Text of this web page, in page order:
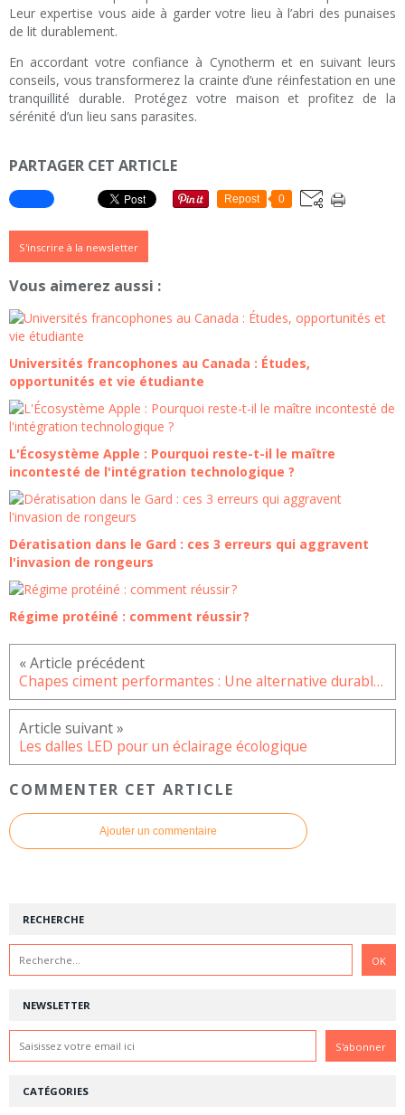
Leur expertise vous aide à garder votre lieu à l’abri des punaises
de lit durablement.
En accordant votre confiance à Cynotherm et en suivant leurs
conseils, vous transformerez la crainte d’une réinfestation en une
tranquillité durable. Protégez votre maison et profitez de la
sérénité d’un lieu sans parasites.
PARTAGER CET ARTICLE
Repost 0
S'inscrire à la newsletter
Vous aimerez aussi :
Universités francophones au Canada : Études,
opportunités et vie étudiante
L'Écosystème Apple : Pourquoi reste-t-il le maître
incontesté de l'intégration technologique ?
Dératisation dans le Gard : ces 3 erreurs qui aggravent
l'invasion de rongeurs
Régime protéiné : comment réussir ?
Chapes ciment performantes : Une alternative durable pour la construction moderne
Les dalles LED pour un éclairage écologique
COMMENTER CET ARTICLE
Ajouter un commentaire
NEWSLETTER
RECHERCHE
CATÉGORIES